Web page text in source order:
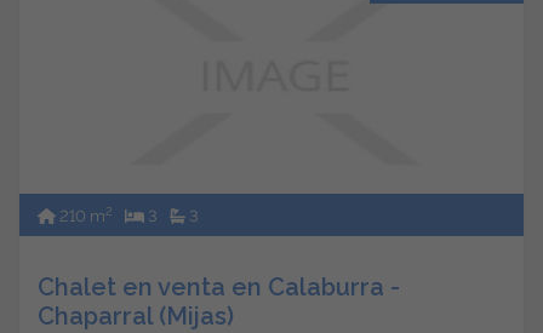
210 m2 3 3
Chalet en venta en Calaburra -
Chaparral (Mijas)